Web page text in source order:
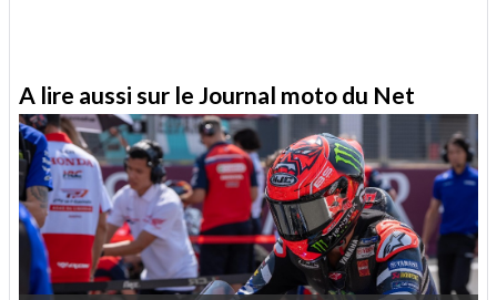
A lire aussi sur le Journal moto du Net